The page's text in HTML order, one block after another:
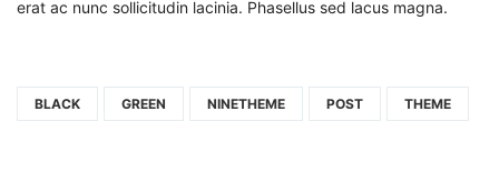
erat ac nunc sollicitudin lacinia. Phasellus sed lacus magna.
BLACK GREEN NINETHEME POST THEME